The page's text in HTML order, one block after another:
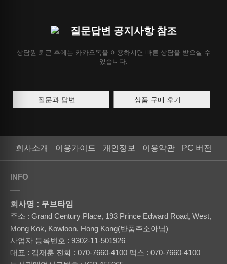
질문답변 공지사항 참조
상담원 퇴근 후에는 카카오톡을 이용하시면 빠른 상담을 받으실 수
있습니다.
질문과 답변 상품 구매 후기
회사소개 이용가이드 개인정보 이용약관 PC 버전
INFO
회사명 : 무브타임
주소 : Grand Century Place, 193 Prince Edward Road, West,
Mong Kok, Kowloon, Hong Kong(반품주소아님)
사업자 등록번호 : 9302-11-501926
대표 : 김재훈 전화 : 070-7660-4100 팩스 : 070-7660-4100